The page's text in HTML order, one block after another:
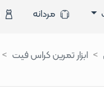
مردانه
ابزار تمرین کراس فیت